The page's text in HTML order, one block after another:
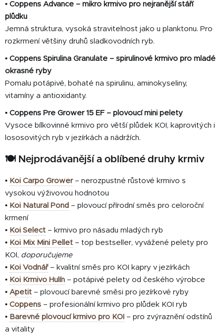
• Coppens Advance – mikro krmivo pro nejranější stáří
plůdku
Jemná struktura, vysoká stravitelnost jako u planktonu. Pro
rozkrmení většiny druhů sladkovodních ryb.
• Coppens Spirulina Granulate – spirulinové krmivo pro mladé
okrasné ryby
Pomalu potápivé, bohaté na spirulinu, aminokyseliny,
vitamíny a antioxidanty.
• Coppens Pre Grower 15 EF – plovoucí mini pelety
Vysoce bílkovinné krmivo pro větší plůdek KOI, kaprovitých i
lososovitých ryb v jezírkách a nádržích.
🍽️ Nejprodávanější a oblíbené druhy krmiv
• Koi Carpo Grower– nerozpustné růstové krmivo s
vysokou výživovou hodnotou
• Koi Natural Pond – plovoucí přírodní směs pro celoroční
krmení
• Koi Select – krmivo pro násadu mladých ryb
• Koi Mix Mini Pellet – top bestseller, vyvážené pelety pro
KOI, doporučujeme
• Koi Vodnář– kvalitní směs pro KOI kapry v jezírkách
• Koi Krmivo Hulín – potápivé pelety od českého výrobce
• Apetit – plovoucí barevné směsi pro jezírkové ryby
• Coppens – profesionální krmivo pro plůdek KOI ryb
• Barevné plovoucí krmivo pro KOI – pro zvýraznění odstínů
a vitality